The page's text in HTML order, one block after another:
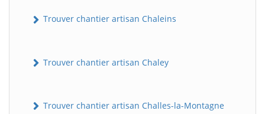
Trouver chantier artisan Chaleins
Trouver chantier artisan Chaley
Trouver chantier artisan Challes-la-Montagne